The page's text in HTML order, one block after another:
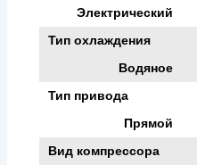
Электрический
Тип охлаждения
Водяное
Тип привода
Прямой
Вид компрессора